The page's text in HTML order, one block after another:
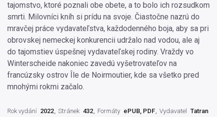
tajomstvo, ktoré poznali obe obete, a to bolo ich rozsudkom
smrti. Milovníci kníh si prídu na svoje. Čiastočne nazrú do
mravčej práce vydavateľstva, každodenného boja, aby sa pri
obrovskej nemeckej konkurencii udržalo nad vodou, ale aj
do tajomstiev úspešnej vydavateľskej rodiny. Vraždy vo
Winterscheide nakoniec zavedú vyšetrovateľov na
francúzsky ostrov Île de Noirmoutier, kde sa všetko pred
mnohými rokmi začalo.
Rok vydání 2022 Stránek 432 Formáty ePUB, PDF Vydavatel
Tatran